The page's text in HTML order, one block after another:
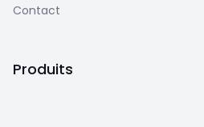
Contact
Produits